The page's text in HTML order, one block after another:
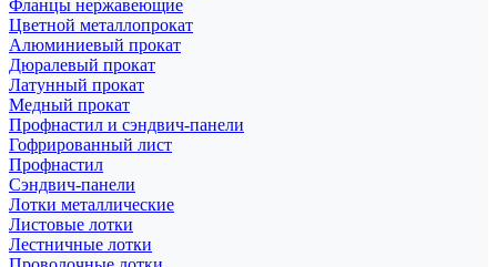
Фланцы нержавеющие
Цветной металлопрокат
Алюминиевый прокат
Дюралевый прокат
Латунный прокат
Медный прокат
Профнастил и сэндвич-панели
Гофрированный лист
Профнастил
Сэндвич-панели
Лотки металлические
Листовые лотки
Лестничные лотки